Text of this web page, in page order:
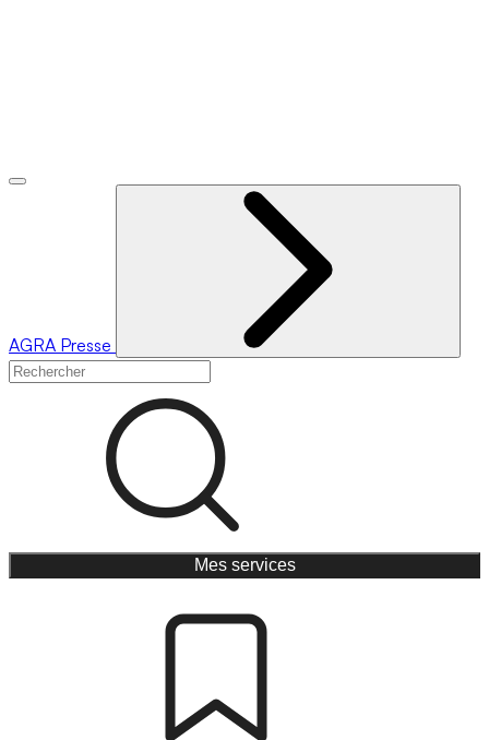
AGRA Presse
Mes services